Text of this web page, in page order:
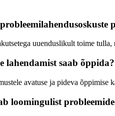
uuenduslikult toime
lahendamist saab õppida?
avatuse ja pideva
loomingulist